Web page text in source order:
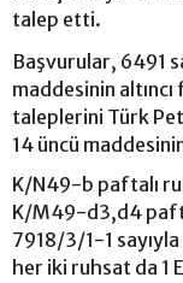
talep etti.
Başvurular, 6491
maddesinin
taleplerini Türk
14 üncü
K/N49-b paftalı
K/M49-d3,d4
7918/3/1-1
her iki ruhsat da 1